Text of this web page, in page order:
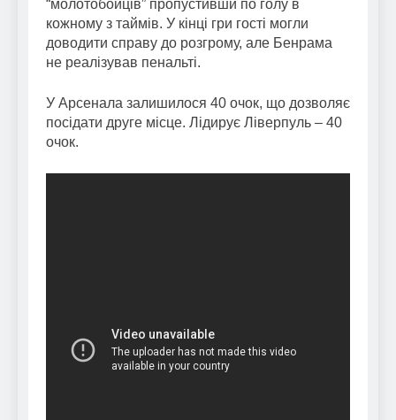
“молотобойців” пропустивши по голу в
кожному з таймів. У кінці гри гості могли
доводити справу до розгрому, але Бенрама
не реалізував пенальті.
У Арсенала залишилося 40 очок, що дозволяє
посідати друге місце. Лідирує Ліверпуль – 40
очок.